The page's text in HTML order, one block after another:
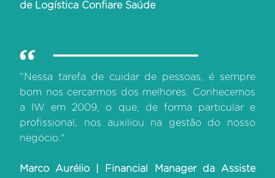
de Logística Confiare Saúde
"Nessa tarefa de cuidar de pessoas, é sempre
bom nos cercarmos dos melhores. Conhecemos
a IW em 2009, o que, de forma particular e
profissional, nos auxiliou na gestão do nosso
negócio."
Marco Aurélio | Financial Manager da Assiste